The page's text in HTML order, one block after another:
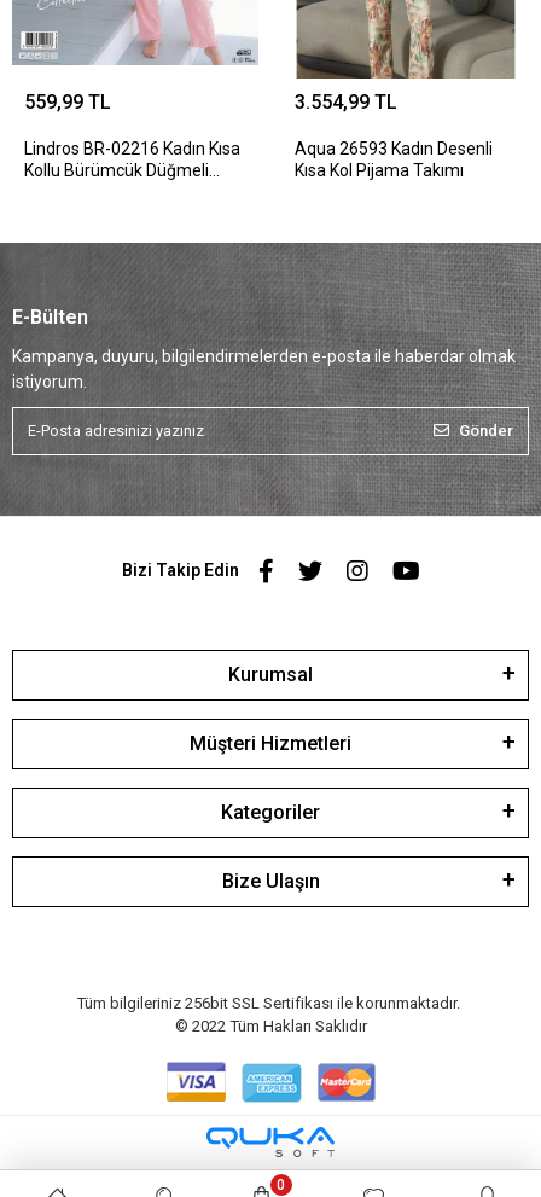
559,99 TL
Lindros BR-02216 Kadın Kısa
Kollu Bürümcük Düğmeli
3.554,99 TL
Aqua 26593 Kadın Desenli
Kısa Kol Pijama Takımı
E-Bülten
Kampanya, duyuru, bilgilendirmelerden e-posta ile haberdar olmak
istiyorum.
Gönder
Bizi Takip Edin
Kurumsal
Müşteri Hizmetleri
Kategoriler
Bize Ulaşın
Tüm bilgileriniz 256bit SSL Sertifikası ile korunmaktadır.
© 2022 Tüm Hakları Saklıdır
0